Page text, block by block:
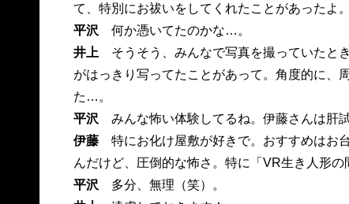
て、特別にお祓いをしてくれたことがあったよ。
平沢 何か憑いてたのかな…。
井上 そうそう、みんなで写真を撮っていたと
がはっきり写ってたことがあって。角度的に、
た…。
平沢 みんな怖い体験してるね。伊藤さんは肝
伊藤特にお化け屋敷が好きで。おすすめはお
んだけど、圧倒的な怖さ。特に「VR生き人形
平沢 多分、無理（笑）。